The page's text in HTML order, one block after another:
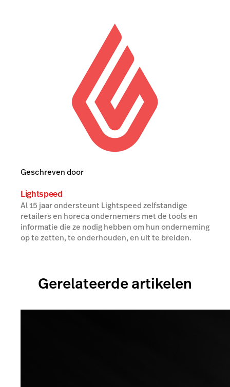
Geschreven door
Lightspeed
Al 15 jaar ondersteunt Lightspeed zelfstandige
retailers en horeca ondernemers met de tools en
informatie die ze nodig hebben om hun onderneming
op te zetten, te onderhouden, en uit te breiden.
Gerelateerde artikelen